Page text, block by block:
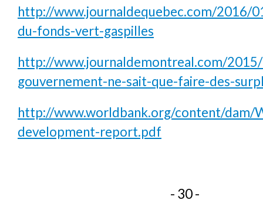
http://www.journaldequebec.com/2016/
du-fonds-vert-gaspilles
http://www.journaldemontreal.com/
gouvernement-ne-sait-que-faire-des-
http://www.worldbank.org/content/dam/
development-report.pdf
- 30 -